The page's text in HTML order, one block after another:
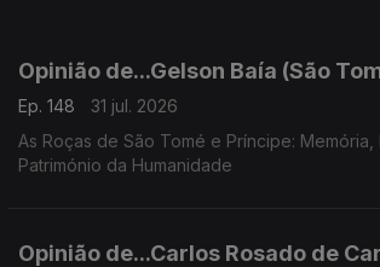
Opinião de...Gelson Baía (São
Ep. 148
31 jul. 2026
As Roças de São Tomé e Príncipe:
Património da Humanidade
Opinião de...Carlos Rosado de